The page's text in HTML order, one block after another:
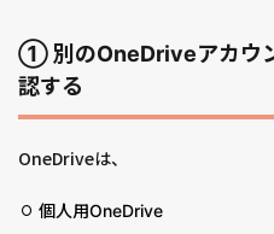
① 別のOneDriveアカウ
認する
OneDriveは、
個人用OneDrive